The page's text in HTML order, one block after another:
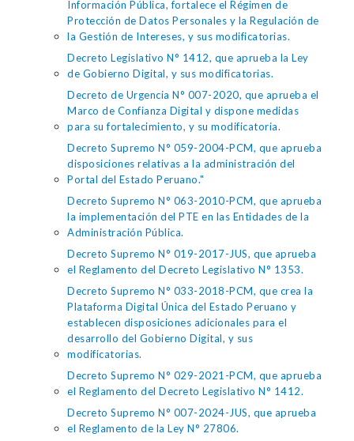
Información Pública, fortalece el Régimen de
Protección de Datos Personales y la Regulación de
la Gestión de Intereses, y sus modificatorias.
Decreto Legislativo N° 1412, que aprueba la Ley
de Gobierno Digital, y sus modificatorias.
Decreto de Urgencia N° 007-2020, que aprueba el
Marco de Confianza Digital y dispone medidas
para su fortalecimiento, y su modificatoria.
Decreto Supremo N° 059-2004-PCM, que aprueba
disposiciones relativas a la administración del
Portal del Estado Peruano."
Decreto Supremo N° 063-2010-PCM, que aprueba
la implementación del PTE en las Entidades de la
Administración Pública.
Decreto Supremo N° 019-2017-JUS, que aprueba
el Reglamento del Decreto Legislativo N° 1353.
Decreto Supremo N° 033-2018-PCM, que crea la
Plataforma Digital Única del Estado Peruano y
establecen disposiciones adicionales para el
desarrollo del Gobierno Digital, y sus
modificatorias.
Decreto Supremo N° 029-2021-PCM, que aprueba
el Reglamento del Decreto Legislativo N° 1412.
Decreto Supremo N° 007-2024-JUS, que aprueba
el Reglamento de la Ley N° 27806.